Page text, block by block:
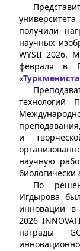
получили
научных
WYSII 2026.
февраля в
«
технологий
и
научную
По
Игдырова
инновации в
2026
награды